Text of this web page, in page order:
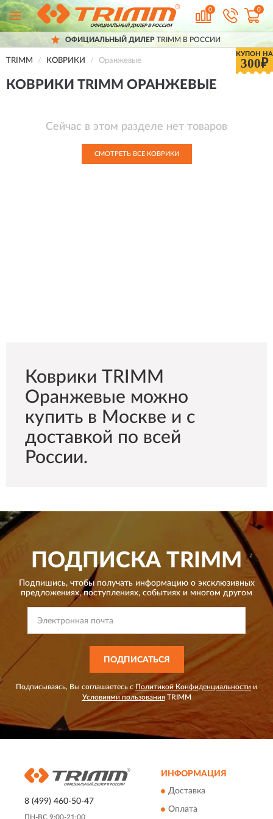
0 0
ОФИЦИАЛЬНЫЙ ДИЛЕР TRIMM В РОССИИ
КУПОН НА
300₽
TRIMM КОВРИКИ Оранжевые
КОВРИКИ TRIMM ОРАНЖЕВЫЕ
Сейчас в этом разделе нет товаров
СМОТРЕТЬ ВСЕ КОВРИКИ
Коврики TRIMM
Оранжевые можно
купить в Москве и с
доставкой по всей
России.
ПОДПИСКА TRIMM
Подпишись, чтобы получать информацию о эксклюзивных
предложениях,поступлениях, событиях и многом другом
ПОДПИСАТЬСЯ
Подписываясь, Вы соглашаетесь с Политикой Конфиденциальности и
Условиями пользованияTRIMM
8 (499) 460-50-47
ПН-ВС 9:00-21:00
ИНФОРМАЦИЯ
Доставка
Оплата